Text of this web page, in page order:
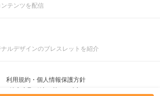
テンツを配信
ルデザインのブレスレットを紹介
利用規約・個人情報保護方針
特定商取引法に基づく表記